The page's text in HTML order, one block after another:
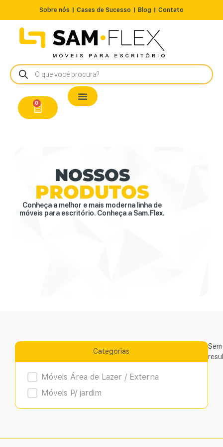
Sobre nós Cases de Sucesso Blog Contato
0
NOSSOS
PRODUTOS
Conheça a melhor e mais moderna linha de
móveis para escritório. Conheça a Sam.Flex.
Categorias
Product Archive
Móveis Área de Lazer / Externa
Móveis P/ jardim